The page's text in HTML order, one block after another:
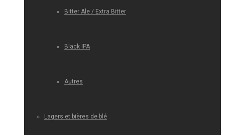
Bitter Ale / Extra Bitter
Black IPA
Autres
Lagers et bières de blé